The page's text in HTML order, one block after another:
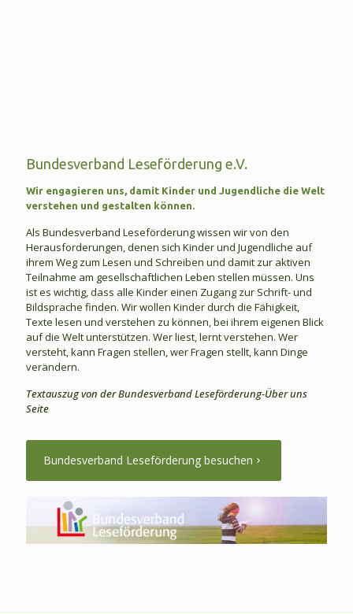
Bundesverband Leseförderung e.V.
Wir engagieren uns, damit Kinder und Jugendliche die Welt
verstehen und gestalten können.
Als Bundesverband Leseförderung wissen wir von den
Herausforderungen, denen sich Kinder und Jugendliche auf
ihrem Weg zum Lesen und Schreiben und damit zur aktiven
Teilnahme am gesellschaftlichen Leben stellen müssen. Uns
ist es wichtig, dass alle Kinder einen Zugang zur Schrift- und
Bildsprache finden. Wir wollen Kinder durch die Fähigkeit,
Texte lesen und verstehen zu können, bei ihrem eigenen Blick
auf die Welt unterstützen. Wer liest, lernt verstehen. Wer
versteht, kann Fragen stellen, wer Fragen stellt, kann Dinge
verändern.
Textauszug von der Bundesverband Leseförderung-Über uns
Seite
Bundesverband Leseförderung besuchen